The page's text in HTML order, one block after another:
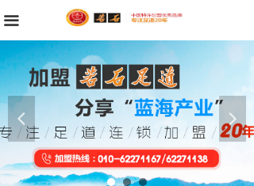
넳 넲
끀首页
公司简介
品牌故事
新闻资讯
门店展示